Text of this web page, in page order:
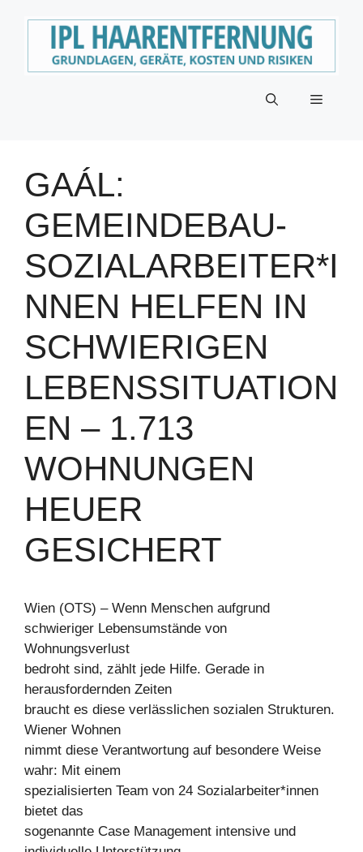
Menü
GAÁL:
GEMEINDEBAU-
SOZIALARBEITER*I
NNEN HELFEN IN
SCHWIERIGEN
LEBENSSITUATION
EN – 1.713
WOHNUNGEN
HEUER
GESICHERT
Wien (OTS) – Wenn Menschen aufgrund
schwieriger Lebensumstände von
Wohnungsverlust
bedroht sind, zählt jede Hilfe. Gerade in
herausfordernden Zeiten
braucht es diese verlässlichen sozialen Strukturen.
Wiener Wohnen
nimmt diese Verantwortung auf besondere Weise
wahr: Mit einem
spezialisierten Team von 24 Sozialarbeiter*innen
bietet das
sogenannte Case Management intensive und